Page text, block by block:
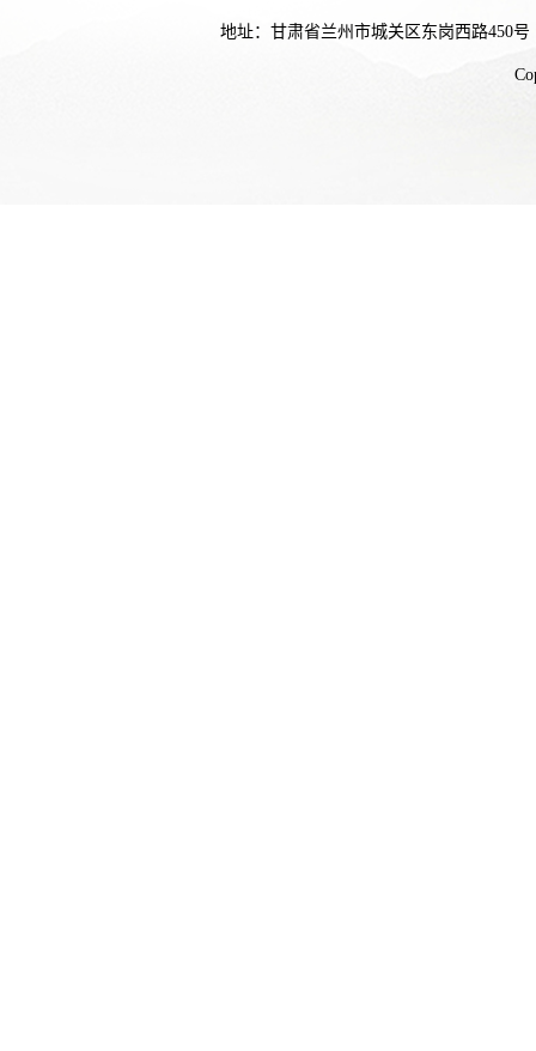
地址：甘肃省兰州市城关区东岗西路450号